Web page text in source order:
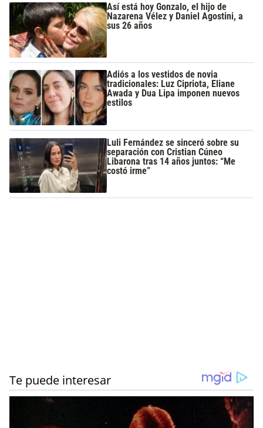
Así está hoy Gonzalo, el hijo de
Nazarena Vélez y Daniel Agostini, a
sus 26 años
Adiós a los vestidos de novia
tradicionales: Luz Cipriota, Eliane
Awada y Dua Lipa imponen nuevos
estilos
Luli Fernández se sinceró sobre su
separación con Cristian Cúneo
Libarona tras 14 años juntos: “Me
costó irme”